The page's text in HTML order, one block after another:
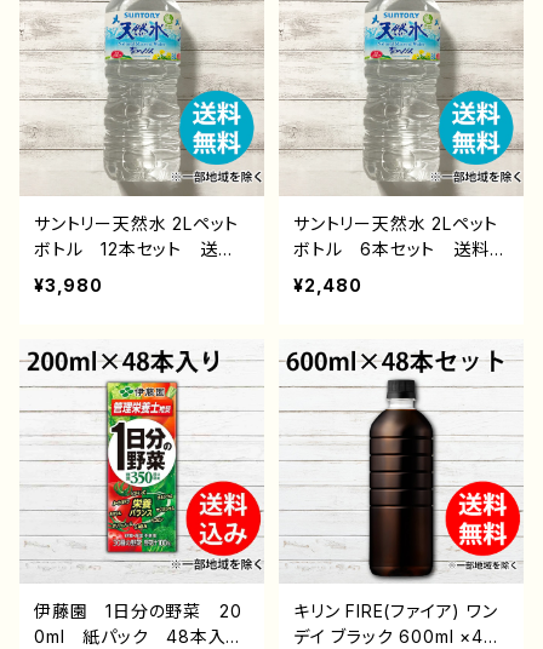
サントリー天然水 2Lペット
ボトル 12本セット 送料
無料 ※一部地域を除く
飲料水 通販 後払い コ
め ペットボトル飲料
¥3,980
サントリー天然水 2Lペット
ボトル 6本セット 送料無
料 ※一部地域を除く 飲
料水 通販 後払い コン
め ペットボトル飲料
¥2,480
伊藤園 1日分の野菜 20
0ml 紙パック 48本入
キリン FIRE(ファイア) ワン
デイ ブラック 600ml ×48